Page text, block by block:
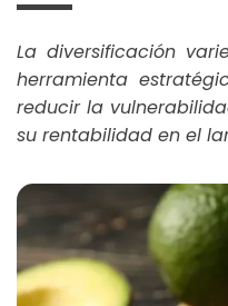
La diversificación
herramienta
reducir la
su rentabilidad en el